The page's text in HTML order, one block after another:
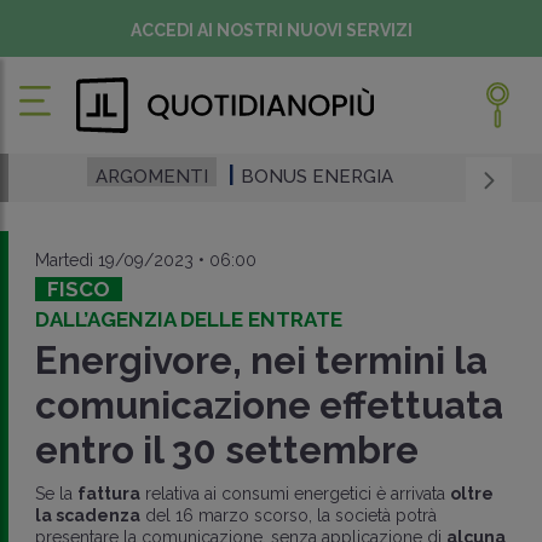
ACCEDI AI NOSTRI NUOVI SERVIZI
ARGOMENTI BONUS ENERGIA
Martedì 19/09/2023 • 06:00
FISCO
DALL’AGENZIA DELLE ENTRATE
Energivore, nei termini la
comunicazione effettuata
entro il 30 settembre
Se la fatturarelativa ai consumi energetici è arrivata oltre
la scadenzadel 16 marzo scorso, la società potrà
presentare la comunicazione, senza applicazione di alcuna